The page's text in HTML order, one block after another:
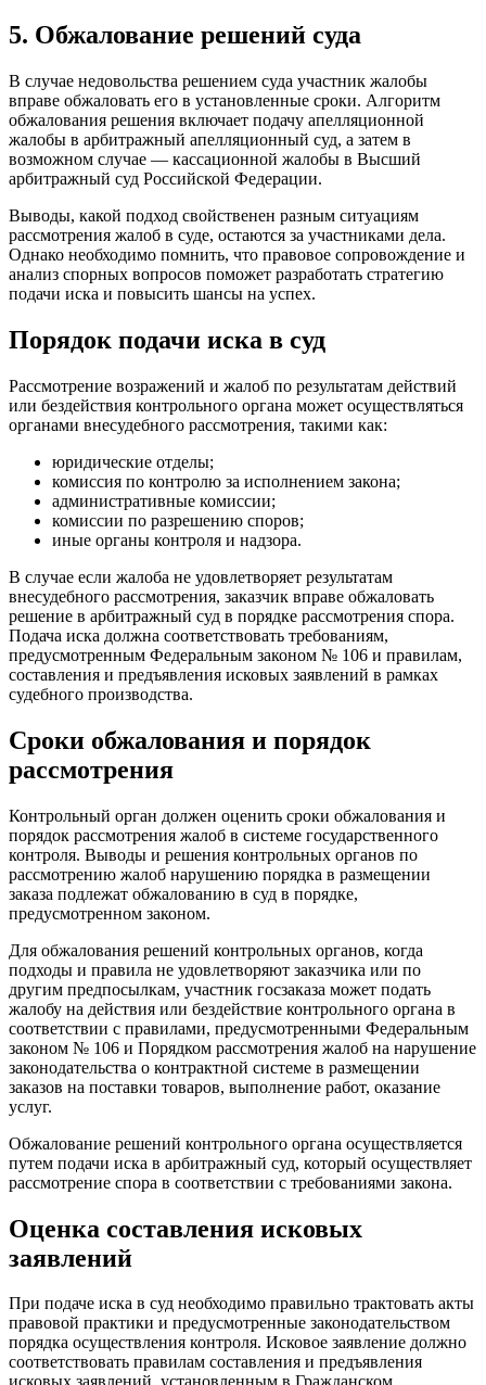
5. Обжалование решений суда
В случае недовольства решением суда участник жалобы
вправе обжаловать его в установленные сроки. Алгоритм
обжалования решения включает подачу апелляционной
жалобы в арбитражный апелляционный суд, а затем в
возможном случае — кассационной жалобы в Высший
арбитражный суд Российской Федерации.
Выводы, какой подход свойственен разным ситуациям
рассмотрения жалоб в суде, остаются за участниками дела.
Однако необходимо помнить, что правовое сопровождение и
анализ спорных вопросов поможет разработать стратегию
подачи иска и повысить шансы на успех.
Порядок подачи иска в суд
Рассмотрение возражений и жалоб по результатам действий
или бездействия контрольного органа может осуществляться
органами внесудебного рассмотрения, такими как:
юридические отделы;
комиссия по контролю за исполнением закона;
административные комиссии;
комиссии по разрешению споров;
иные органы контроля и надзора.
В случае если жалоба не удовлетворяет результатам
внесудебного рассмотрения, заказчик вправе обжаловать
решение в арбитражный суд в порядке рассмотрения спора.
Подача иска должна соответствовать требованиям,
предусмотренным Федеральным законом № 106 и правилам,
составления и предъявления исковых заявлений в рамках
судебного производства.
Сроки обжалования и порядок
рассмотрения
Контрольный орган должен оценить сроки обжалования и
порядок рассмотрения жалоб в системе государственного
контроля. Выводы и решения контрольных органов по
рассмотрению жалоб нарушению порядка в размещении
заказа подлежат обжалованию в суд в порядке,
предусмотренном законом.
Для обжалования решений контрольных органов, когда
подходы и правила не удовлетворяют заказчика или по
другим предпосылкам, участник госзаказа может подать
жалобу на действия или бездействие контрольного органа в
соответствии с правилами, предусмотренными Федеральным
законом № 106 и Порядком рассмотрения жалоб на нарушение
законодательства о контрактной системе в размещении
заказов на поставки товаров, выполнение работ, оказание
услуг.
Обжалование решений контрольного органа осуществляется
путем подачи иска в арбитражный суд, который осуществляет
рассмотрение спора в соответствии с требованиями закона.
Оценка составления исковых
заявлений
При подаче иска в суд необходимо правильно трактовать акты
правовой практики и предусмотренные законодательством
порядка осуществления контроля. Исковое заявление должно
соответствовать правилам составления и предъявления